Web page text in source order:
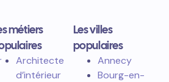
métiers
Architecte
d’intérieur
Les villes
populaires
Annecy
Bourg-en-